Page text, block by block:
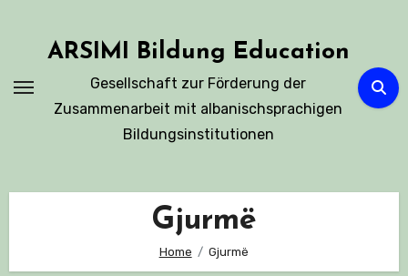
contentARSIMI Bildung Education
Gesellschaft zur Förderung der
Zusammenarbeit mit albanischsprachigen
Bildungsinstitutionen
Gjurmë
Home Gjurmë